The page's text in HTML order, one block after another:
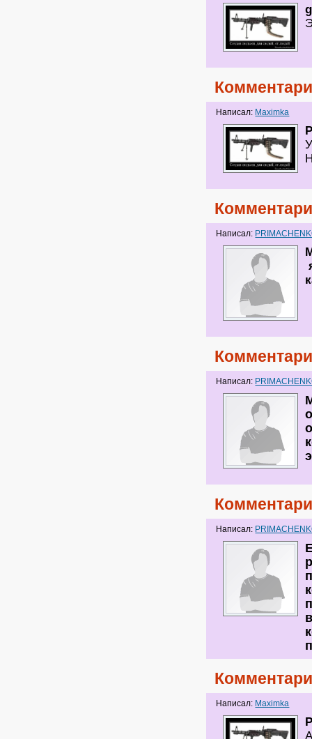
Написал: Maximka
Написал:
Написал:
Написал:
Написал: Maximka